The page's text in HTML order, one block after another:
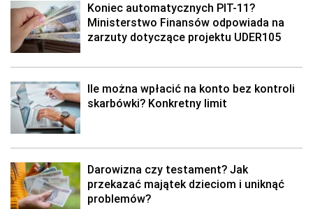
Koniec automatycznych PIT-11?
Ministerstwo Finansów odpowiada na
zarzuty dotyczące projektu UDER105
Ile można wpłacić na konto bez kontroli
skarbówki? Konkretny limit
Darowizna czy testament? Jak
przekazać majątek dzieciom i uniknąć
problemów?